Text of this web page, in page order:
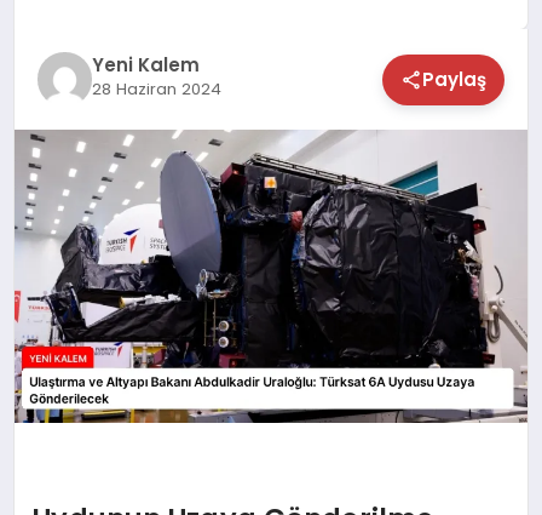
SAĞLIK
MAGAZİN
EĞİTİM
Yeni Kalem
28 Haziran 2024 Paylaş